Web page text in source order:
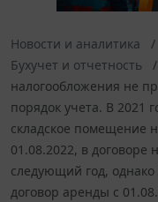
Новости и аналитика
Бухучет и отчетность
налогообложения не
порядок учета. В 2021
складское помещение
01.08.2022, в договоре
следующий год, однако
договор аренды с